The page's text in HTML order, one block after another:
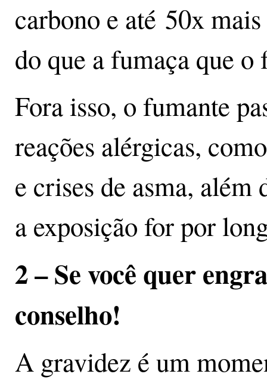
carbono e até 50x
do que a fumaça que
Fora isso, o fumante
reações alérgicas,
e crises de asma, além
a exposição for por
2 – Se você quer
conselho!
A gravidez é um